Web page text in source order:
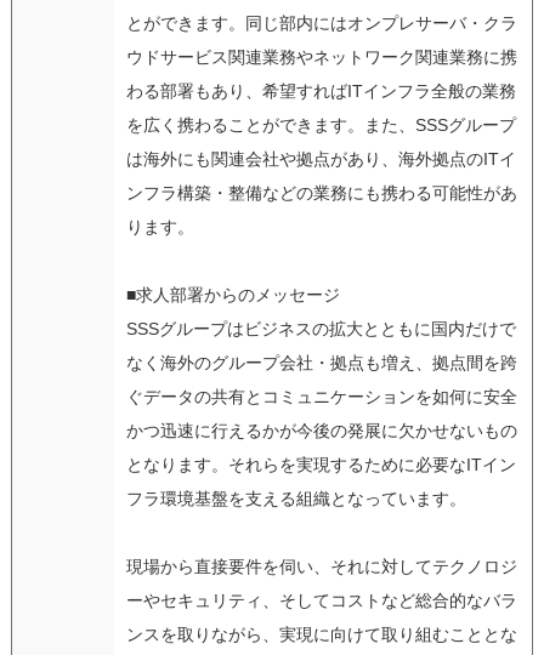
とができます。同じ部内にはオンプレサーバ・クラ
ウドサービス関連業務やネットワーク関連業務に携
わる部署もあり、希望すればITインフラ全般の業務
を広く携わることができます。また、SSSグループ
は海外にも関連会社や拠点があり、海外拠点のITイ
ンフラ構築・整備などの業務にも携わる可能性があ
ります。
■求人部署からのメッセージ
SSSグループはビジネスの拡大とともに国内だけで
なく海外のグループ会社・拠点も増え、拠点間を跨
ぐデータの共有とコミュニケーションを如何に安全
かつ迅速に行えるかが今後の発展に欠かせないもの
となります。それらを実現するために必要なITイン
フラ環境基盤を支える組織となっています。
現場から直接要件を伺い、それに対してテクノロジ
ーやセキュリティ、そしてコストなど総合的なバラ
ンスを取りながら、実現に向けて取り組むこととな